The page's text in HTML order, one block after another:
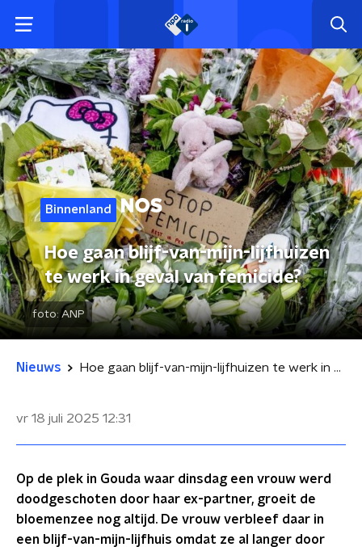
Binnenland
Hoe gaan blijf-van-mijn-lijfhuizen
te werk in geval van femicide?
foto:ANP
Nieuws Hoe gaan blijf-van-mijn-lijfhuizen te werk in geval van femicide?
vr 18 juli 2025 12:31
Op de plek in Gouda waar dinsdag een vrouw werd
doodgeschoten door haar ex-partner, groeit de
bloemenzee nog altijd. De vrouw verbleef daar in
een blijf-van-mijn-lijfhuis omdat ze al langer door